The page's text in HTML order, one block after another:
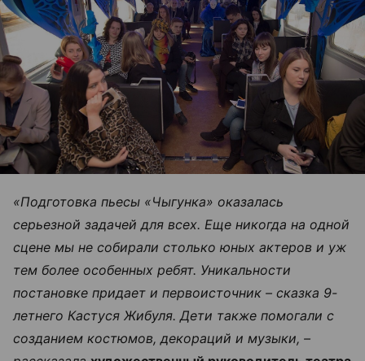
«Подготовка пьесы «Чыгунка» оказалась
серьезной задачей для всех. Еще никогда на одной
сцене мы не собирали столько юных актеров и уж
тем более особенных ребят. Уникальности
постановке придает и первоисточник – сказка 9-
летнего Кастуся Жибуля. Дети также помогали с
созданием костюмов, декораций и музыки, –